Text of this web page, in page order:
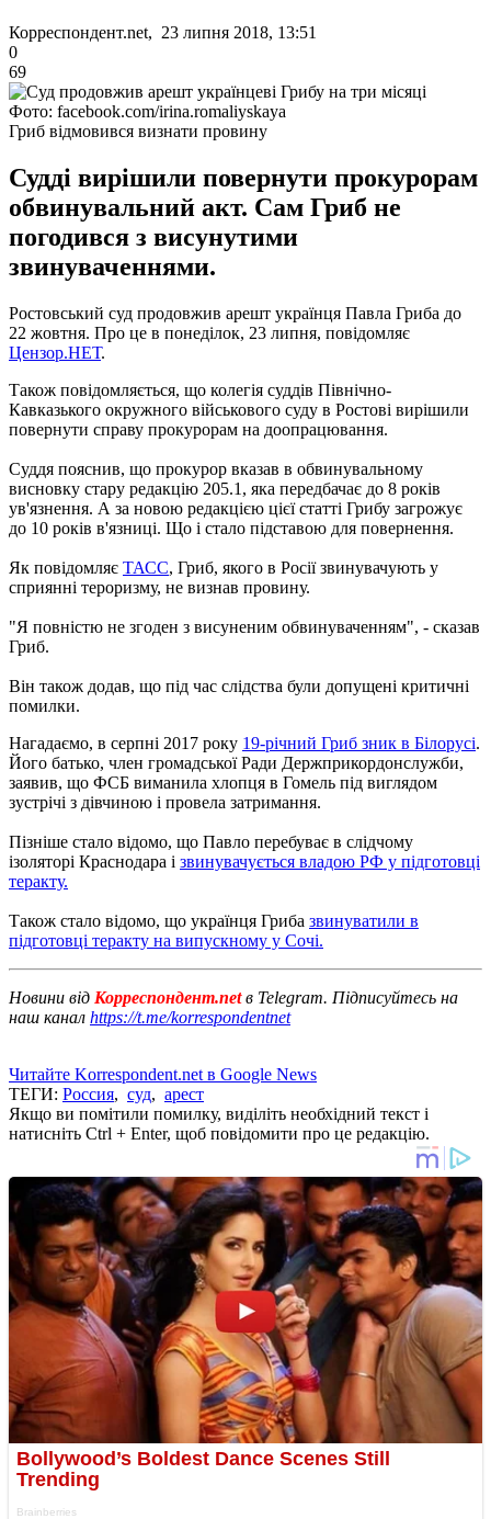
Корреспондент.net, 23 липня 2018, 13:51
0
69
Фото: facebook.com/irina.romaliyskaya
Гриб відмовився визнати провину
Судді вирішили повернути прокурорам
обвинувальний акт. Сам Гриб не
погодився з висунутими
звинуваченнями.
Ростовський суд продовжив арешт українця Павла Гриба до
22 жовтня. Про це в понеділок, 23 липня, повідомляє
Цензор.НЕТ.
Також повідомляється, що колегія суддів Північно-
Кавказького окружного військового суду в Ростові вирішили
повернути справу прокурорам на доопрацювання.
Суддя пояснив, що прокурор вказав в обвинувальному
висновку стару редакцію 205.1, яка передбачає до 8 років
ув'язнення. А за новою редакцією цієї статті Грибу загрожує
до 10 років в'язниці. Що і стало підставою для повернення.
Як повідомляє ТАСС, Гриб, якого в Росії звинувачують у
сприянні тероризму, не визнав провину.
"Я повністю не згоден з висуненим обвинуваченням", - сказав
Гриб.
Він також додав, що під час слідства були допущені критичні
помилки.
Нагадаємо, в серпні 2017 року 19-річний Гриб зник в Білорусі.
Його батько, член громадської Ради Держприкордонслужби,
заявив, що ФСБ виманила хлопця в Гомель під виглядом
зустрічі з дівчиною і провела затримання.
Пізніше стало відомо, що Павло перебуває в слідчому
ізоляторі Краснодара і звинувачується владою РФ у підготовці
теракту.
Також стало відомо, що українця Гриба звинуватили в
підготовці теракту на випускному у Сочі.
Новини від Корреспондент.netв Telegram. Підписуйтесь на
наш канал https://t.me/korrespondentnet
Читайте Korrespondent.net в Google News
ТЕГИ: Россия, суд, арест
Якщо ви помітили помилку, виділіть необхідний текст і
натисніть Ctrl + Enter, щоб повідомити про це редакцію.